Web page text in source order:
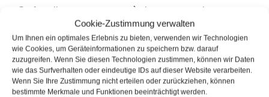
Cookie-Zustimmung verwalten
Um Ihnen ein optimales Erlebnis zu bieten, verwenden wir Technologien
wie Cookies, um Geräteinformationen zu speichern bzw. darauf
zuzugreifen. Wenn Sie diesen Technologien zustimmen, können wir Daten
wie das Surfverhalten oder eindeutige IDs auf dieser Website verarbeiten.
Wenn Sie Ihre Zustimmung nicht erteilen oder zurückziehen, können
bestimmte Merkmale und Funktionen beeinträchtigt werden.
Surface lisse et soyeuse, très bonne sensation
Résistant à presque tous les acides, solvants et
nettoyants ménagers alcalins
Beaucoup plus stable que les cires ou les produits à
base d’huile de silicone